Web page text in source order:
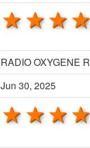
3
2
1 star
RADIO OXYGENE
Jun 30, 2025
3
2
1 star